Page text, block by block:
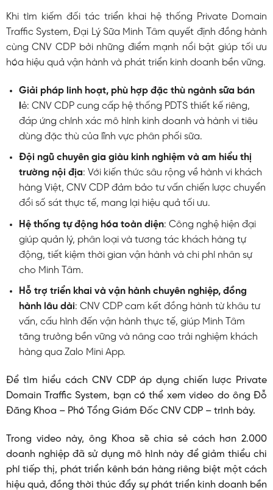
Khi tìm kiếm đối tác triển khai hệ thống Private Domain
Traffic System, Đại Lý Sữa Minh Tâm quyết định đồng hành
cùng CNV CDP bởi những điểm mạnh nổi bật giúp tối ưu
hóa hiệu quả vận hành và phát triển kinh doanh bền vững.
Giải pháp linh hoạt, phù hợp đặc thù ngành sữa bán
ẻ: CNV CDP cung cấp hệ thống PDTS thiết kế riêng,
đáp ứng chính xác mô hình kinh doanh và hành vi tiêu
dùng đặc thù của lĩnh vực phân phối sữa.
Đội ngũ chuyên gia giàu kinh nghiệm và am hiểu thị
trường nội địa: Với kiến thức sâu rộng về hành vi khách
hàng Việt, CNV CDP đảm bảo tư vấn chiến lược chuyển
đổi số sát thực tế, mang lại hiệu quả tối ưu.
Hệ thống tự động hóa toàn diện: Công nghệ hiện đại
giúp quản lý, phân loại và tương tác khách hàng tự
động, tiết kiệm thời gian vận hành và chi phí nhân sự
cho Minh Tâm.
Hỗ trợ triển khai và vận hành chuyên nghiệp, đồng
hành lâu dài: CNV CDP cam kết đồng hành từ khâu tư
vấn, cấu hình đến vận hành thực tế, giúp Minh Tâm
tăng trưởng bền vững và nâng cao trải nghiệm khách
hàng qua Zalo Mini App.
Để tìm hiểu cách CNV CDP áp dụng chiến lược Private
Domain Traffic System, bạn có thể xem video do ông Đỗ
Đăng Khoa – Phó Tổng Giám Đốc CNV CDP – trình bày.
Trong video này, ông Khoa sẽ chia sẻ cách hơn 2.000
doanh nghiệp đã sử dụng mô hình này để giảm thiểu chi
phí tiếp thị, phát triển kênh bán hàng riêng biệt một cách
hiệu quả, đồng thời thúc đẩy sự phát triển kinh doanh bền